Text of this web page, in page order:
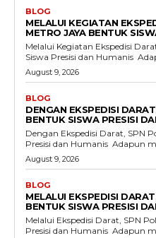
BLOG
MELALUI KEGIATAN
METRO JAYA BENTUK
Melalui Kegiatan Ekspedisi
Siswa
August 9, 2026
BLOG
DENGAN EKSPEDISI
BENTUK SISWA PRESISI
Dengan Ekspedisi Darat, SPN
Presisi dan Humanis
August 9, 2026
BLOG
MELALUI EKSPEDISI
BENTUK SISWA PRESISI
Melalui Ekspedisi Darat, SPN
Presisi dan Humanis